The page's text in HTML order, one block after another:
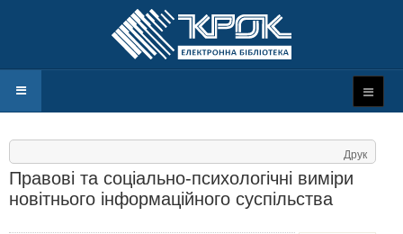
Друк
Правові та соціально-психологічні виміри
новітнього інформаційного суспільства